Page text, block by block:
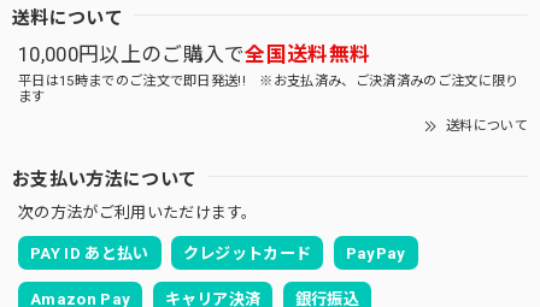
送料について
10,000円以上のご購入で全国送料無料
平日は15時までのご注文で即日発送!! ※お支払済み、ご決済済みのご注文に限り
ます
送料について
お支払い方法について
次の方法がご利用いただけます。
PAY ID あと払い クレジットカード PayPay
Amazon Pay キャリア決済 銀行振込